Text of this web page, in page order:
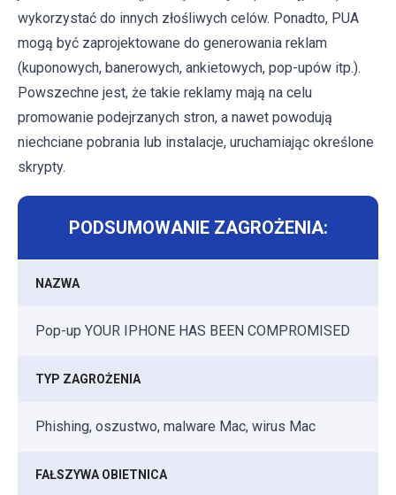
wykorzystać do innych złośliwych celów. Ponadto, PUA
mogą być zaprojektowane do generowania reklam
(kuponowych, banerowych, ankietowych, pop-upów itp.).
Powszechne jest, że takie reklamy mają na celu
promowanie podejrzanych stron, a nawet powodują
niechciane pobrania lub instalacje, uruchamiając określone
skrypty.
PODSUMOWANIE ZAGROŻENIA:
NAZWA
Pop-up YOUR IPHONE HAS BEEN COMPROMISED
TYP ZAGROŻENIA
Phishing, oszustwo, malware Mac, wirus Mac
FAŁSZYWA OBIETNICA